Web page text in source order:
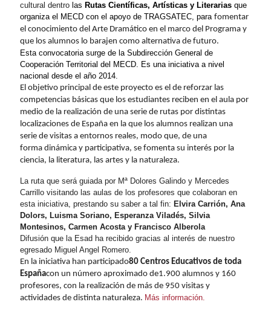
cultural dentro las Rutas Científicas, Artísticas y Literarias que
organiza el MECD con el apoyo de TRAGSATEC, para fomentar
el conocimiento del Arte Dramático en el marco del Programa y
que los alumnos lo barajen como alternativa de futuro.
Esta convocatoria surge de la Subdirección General de
Cooperación Territorial del MECD. Es una iniciativa a nivel
nacional desde el año 2014.
El objetivo principal de este proyecto es el de reforzar las
competencias básicas que los estudiantes reciben en el aula por
medio de la realización de una serie de rutas por distintas
localizaciones de España en la que los alumnos realizan una
serie de visitas a entornos reales, modo que, de una
forma dinámica y participativa, se fomenta su interés por la
ciencia, la literatura, las artes y la naturaleza.
La rutaque será guiada por Mª Dolores Galindo y Mercedes
Carrillo visitando las aulas de los profesores que colaboran en
esta iniciativa, prestando su saber a tal fin: Elvira Carrión, Ana
Dolors, Luisma Soriano, Esperanza Viladés, Silvia
Montesinos, Carmen Acosta y Francisco Alberola
Difusión que la Esad ha recibido gracias al interés de nuestro
egresado Miguel Angel Romero.
En la iniciativa han participado80 Centros Educativos de toda
Españacon un número aproximado de1.900 alumnos y 160
profesores, con la realización de más de 950 visitas y
actividades de distinta naturaleza. Más información.